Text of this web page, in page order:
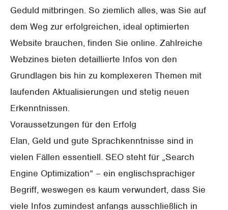
Geduld mitbringen. So ziemlich alles, was Sie auf
dem Weg zur erfolgreichen, ideal optimierten
Website brauchen, finden Sie online. Zahlreiche
Webzines bieten detaillierte Infos von den
Grundlagen bis hin zu komplexeren Themen mit
laufenden Aktualisierungen und stetig neuen
Erkenntnissen.
Voraussetzungen für den Erfolg
Elan, Geld und gute Sprachkenntnisse sind in
vielen Fällen essentiell. SEO steht für „Search
Engine Optimization“ – ein englischsprachiger
Begriff, weswegen es kaum verwundert, dass Sie
viele Infos zumindest anfangs ausschließlich in